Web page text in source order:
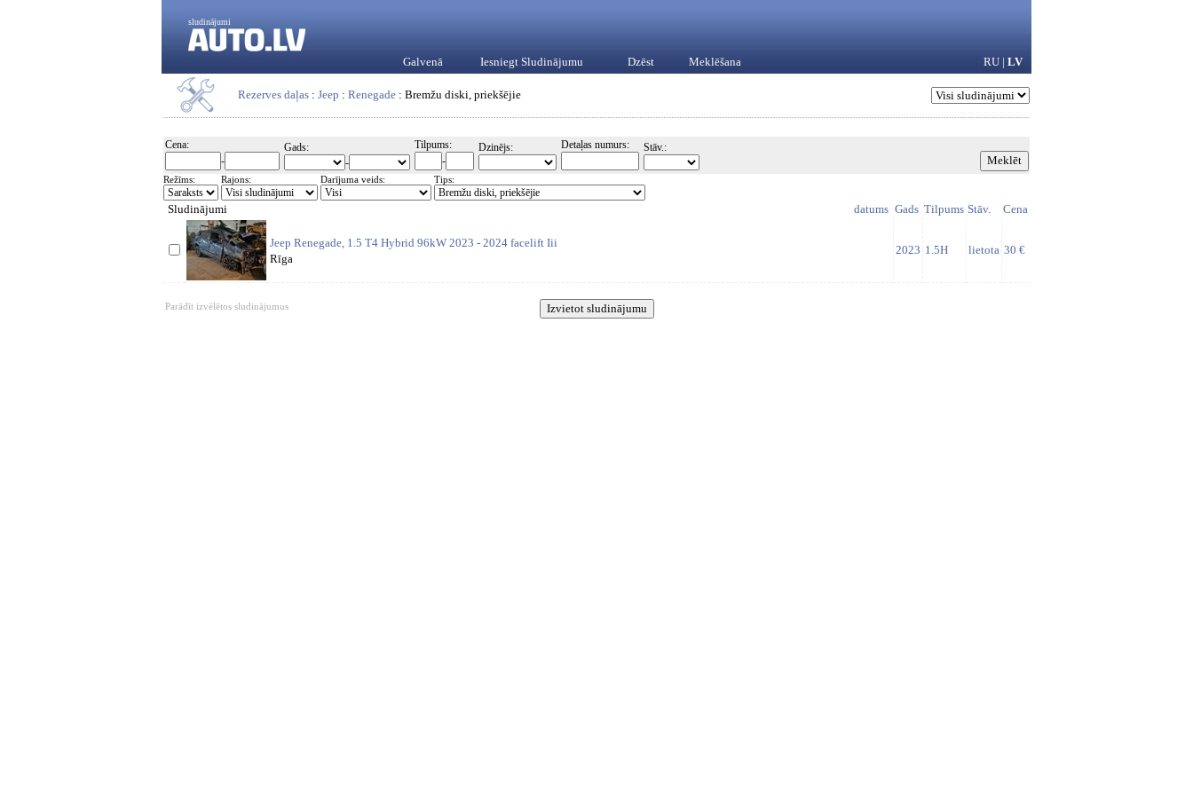
sludinājumi
Galvenā Iesniegt Sludinājumu Dzēst Meklēšana RU | LV
Rezerves daļas : Jeep : Renegade : Bremžu diski, priekšējie
Cena:
-
Gads:
-
Tilpums:
-
Dzinējs: Detaļas numurs: Stāv.:
Režīms: Rajons: Darījuma veids: Tips:
Sludinājumi datums Gads Tilpums Stāv. Cena
Jeep Renegade, 1.5 T4 Hybrid 96kW 2023 - 2024 facelift Iii
Rīga
2023 1.5H lietota 30 €
Parādīt izvēlētos sludinājumus